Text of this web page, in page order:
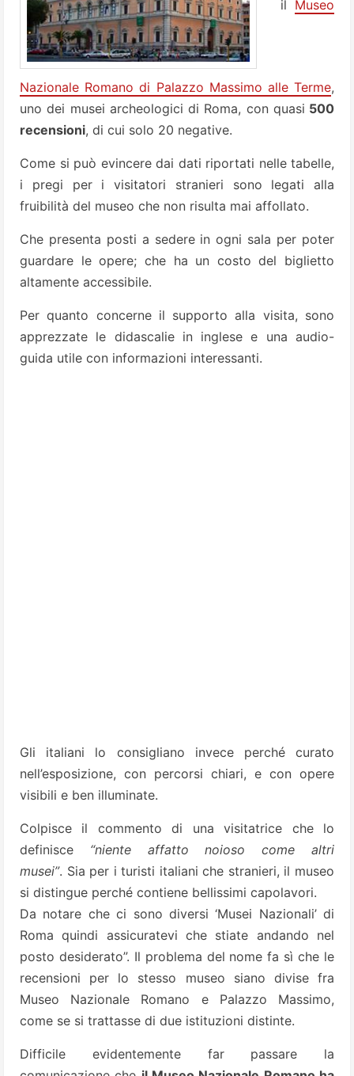
il Museo
Nazionale Romano di Palazzo Massimo alle Terme,
uno dei musei archeologici di Roma, con quasi 500
recensioni, di cui solo 20 negative.
Come si può evincere dai dati riportati nelle tabelle,
i pregi per i visitatori stranieri sono legati alla
fruibilità del museo che non risulta mai affollato.
Che presenta posti a sedere in ogni sala per poter
guardare le opere; che ha un costo del biglietto
altamente accessibile.
Per quanto concerne il supporto alla visita, sono
apprezzate le didascalie in inglese e una audio-
guida utile con informazioni interessanti.
Gli italiani lo consigliano invece perché curato
nell’esposizione, con percorsi chiari, e con opere
visibili e ben illuminate.
Colpisce il commento di una visitatrice che lo
definisce “niente affatto noioso come altri
musei”. Sia per i turisti italiani che stranieri, il museo
si distingue perché contiene bellissimi capolavori.
Da notare che ci sono diversi ‘Musei Nazionali’ di
Roma quindi assicuratevi che stiate andando nel
posto desiderato”. Il problema del nome fa sì che le
recensioni per lo stesso museo siano divise fra
Museo Nazionale Romano e Palazzo Massimo,
come se si trattasse di due istituzioni distinte.
Difficile evidentemente far passare la